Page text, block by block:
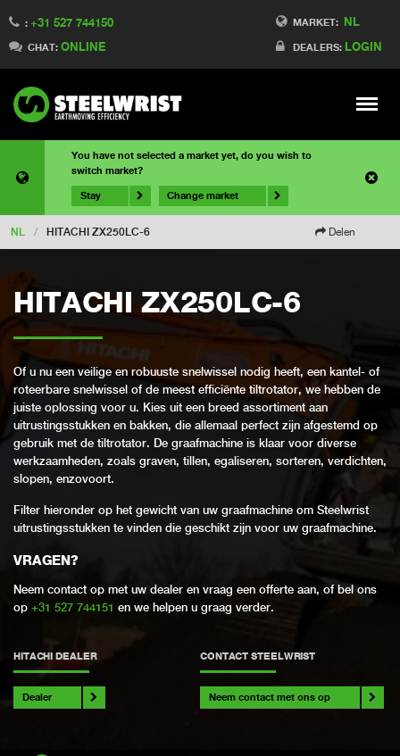
MARKET: NL
DEALERS: LOGIN
: +31 527 744150
CHAT: ONLINE
Meny
You have not selected a market yet, do you wish to
switch market?
Stay Change market
NL / HITACHI ZX250LC-6 Delen
HITACHI ZX250LC-6
Of u nu een veilige en robuuste snelwissel nodig heeft, een kantel- of
roteerbare snelwissel of de meest efficiënte tiltrotator, we hebben de
juiste oplossing voor u. Kies uit een breed assortiment aan
uitrustingsstukken en bakken, die allemaal perfect zijn afgestemd op
gebruik met de tiltrotator. De graafmachine is klaar voor diverse
werkzaamheden, zoals graven, tillen, egaliseren, sorteren, verdichten,
slopen, enzovoort.
Filter hieronder op het gewicht van uw graafmachine om Steelwrist
uitrustingsstukken te vinden die geschikt zijn voor uw graafmachine.
VRAGEN?
Neem contact op met uw dealer en vraag een offerte aan, of bel ons
op +31 527 744151 en we helpen u graag verder.
HITACHI DEALER
Dealer
CONTACT STEELWRIST
Neem contact met ons op